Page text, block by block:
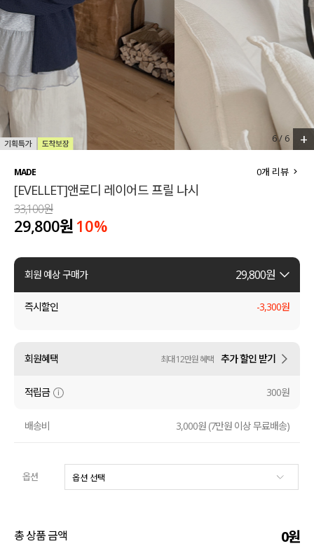
세트할인 ~30%
하객룩
살안타템
티셔츠
팬츠
셔츠
원피스
액티브
아우터
코디템
니트
블라우스
원피스
팬츠
스커트
언더웨어
6/ 6 +
MADE
[EVELLET]앤로디 레이어드 프릴 나시
0개 리뷰
33,100원
29,800원 10%
회원 예상 구매가 29,800원
즉시할인 -3,300원
회원혜택 최대 12만원 혜택 추가 할인 받기
적립금 300원
배송비 3,000원 (7만원 이상 무료배송)
옵션
총 상품 금액 0원